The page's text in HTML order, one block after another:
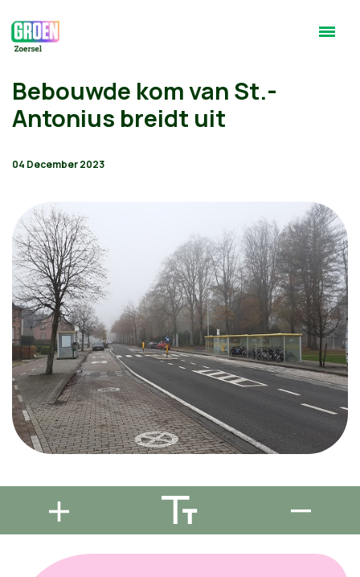
Bebouwde kom van St.-
Antonius breidt uit
04 December 2023